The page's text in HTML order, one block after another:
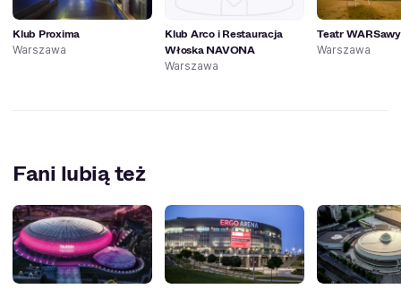
Klub Proxima
Warszawa
Klub Arco i Restauracja
Włoska NAVONA
Warszawa
Teatr WARSawy
Warszawa
Fani lubią też